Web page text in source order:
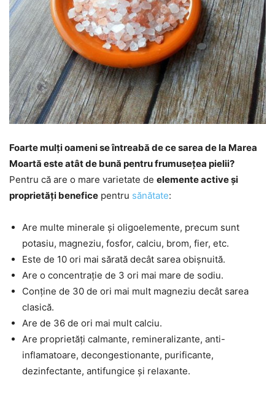
Foarte mulți oameni se întreabă de ce sarea de la Marea
Moartă este atât de bună pentru frumusețea pielii?
Pentru că are o mare varietate de elemente active și
proprietăți benefice pentru sănătate:
Are multe minerale și oligoelemente, precum sunt
potasiu, magneziu, fosfor, calciu, brom, fier, etc.
Este de 10 ori mai sărată decât sarea obișnuită.
Are o concentrație de 3 ori mai mare de sodiu.
Conține de 30 de ori mai mult magneziu decât sarea
clasică.
Are de 36 de ori mai mult calciu.
Are proprietăți calmante, remineralizante, anti-
inflamatoare, decongestionante, purificante,
dezinfectante, antifungice și relaxante.